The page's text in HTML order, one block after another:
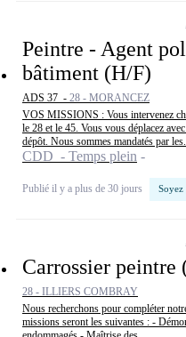
Peintre - Agent
bâtiment (H/F)
ADS 37 - 28 - MORANCEZ
VOS MISSIONS : Vous intervenez
le 28 et le 45. Vous vous déplacez
dépôt. Nous sommes mandatés par
CDD - Temps plein
Publié il y a plus de 30 jours Soyez
Carrossier peintre
28 - ILLIERS COMBRAY
Nous recherchons pour compléter
missions seront les suivantes : -